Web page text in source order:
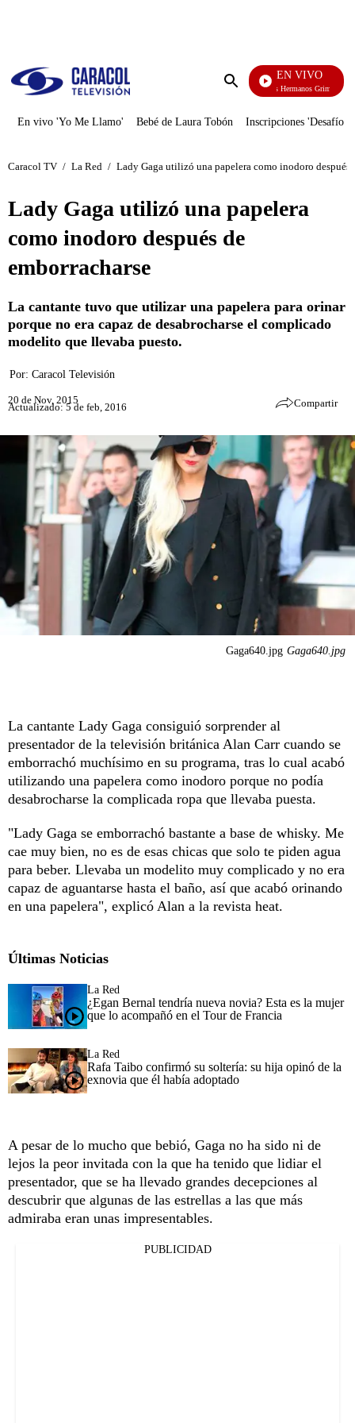
Enviar
EN VIVO
Cuentos De Los Hermanos Grimm
En vivo 'Yo Me Llamo' Bebé de Laura Tobón Inscripciones 'Desafío'
Caracol TV / La Red / Lady Gaga utilizó una papelera como inodoro después
Lady Gaga utilizó una papelera
como inodoro después de
emborracharse
La cantante tuvo que utilizar una papelera para orinar
porque no era capaz de desabrocharse el complicado
modelito que llevaba puesto.
Por: Caracol Televisión
20 de Nov, 2015
Actualizado: 5 de feb, 2016 Compartir
Gaga640.jpg Gaga640.jpg
La cantante Lady Gaga consiguió sorprender al
presentador de la televisión británica Alan Carr cuando se
emborrachó muchísimo en su programa, tras lo cual acabó
utilizando una papelera como inodoro porque no podía
desabrocharse la complicada ropa que llevaba puesta.
"Lady Gaga se emborrachó bastante a base de whisky. Me
cae muy bien, no es de esas chicas que solo te piden agua
para beber. Llevaba un modelito muy complicado y no era
capaz de aguantarse hasta el baño, así que acabó orinando
en una papelera", explicó Alan a la revista heat.
Últimas Noticias
La Red
¿Egan Bernal tendría nueva novia? Esta es la mujer
que lo acompañó en el Tour de Francia
La Red
Rafa Taibo confirmó su soltería: su hija opinó de la
exnovia que él había adoptado
A pesar de lo mucho que bebió, Gaga no ha sido ni de
lejos la peor invitada con la que ha tenido que lidiar el
presentador, que se ha llevado grandes decepciones al
descubrir que algunas de las estrellas a las que más
admiraba eran unas impresentables.
PUBLICIDAD